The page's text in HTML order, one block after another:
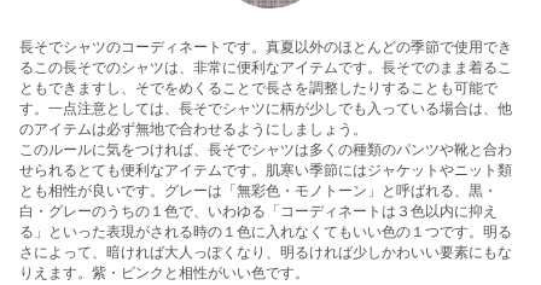
長そでシャツのコーディネートです。真夏以外のほとんどの季節で使用でき
るこの長そでのシャツは、非常に便利なアイテムです。長そでのまま着るこ
ともできますし、そでをめくることで長さを調整したりすることも可能で
す。一点注意としては、長そでシャツに柄が少しでも入っている場合は、他
のアイテムは必ず無地で合わせるようにしましょう。
このルールに気をつければ、長そでシャツは多くの種類のパンツや靴と合わ
せられるとても便利なアイテムです。肌寒い季節にはジャケットやニット類
とも相性が良いです。グレーは「無彩色・モノトーン」と呼ばれる、黒・
白・グレーのうちの１色で、いわゆる「コーディネートは３色以内に抑え
る」といった表現がされる時の１色に入れなくてもいい色の１つです。明る
さによって、暗ければ大人っぽくなり、明るければ少しかわいい要素にもな
りえます。紫・ピンクと相性がいい色です。